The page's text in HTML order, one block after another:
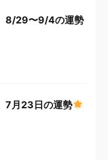
8/29〜9/4の運勢
7月23日の運勢